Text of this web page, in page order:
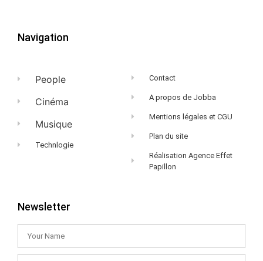
Navigation
People
Cinéma
Musique
Technlogie
Contact
A propos de Jobba
Mentions légales et CGU
Plan du site
Réalisation Agence Effet
Papillon
Newsletter